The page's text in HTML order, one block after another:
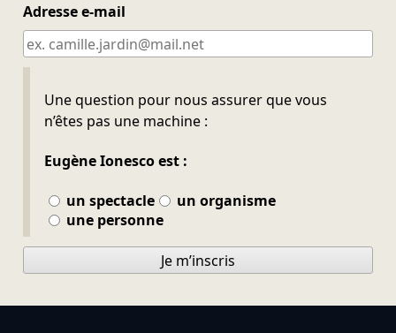
Adresse e-mail
Une question pour nous assurer que vous
n’êtes pas une machine :
Eugène Ionesco est :
un spectacle
un organisme
une personne
Ne pas remplir
Je m’inscris